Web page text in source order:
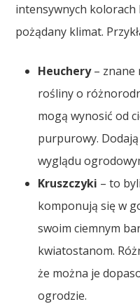
intensywnych
pożądany klimat.
Heuchery– znane
rośliny o
mogą wynosić od
purpurowy.
wyglądu
Kruszczyki – to
komponują się w
swoim ciemnym
kwiatostanom.
że można je
ogrodzie.